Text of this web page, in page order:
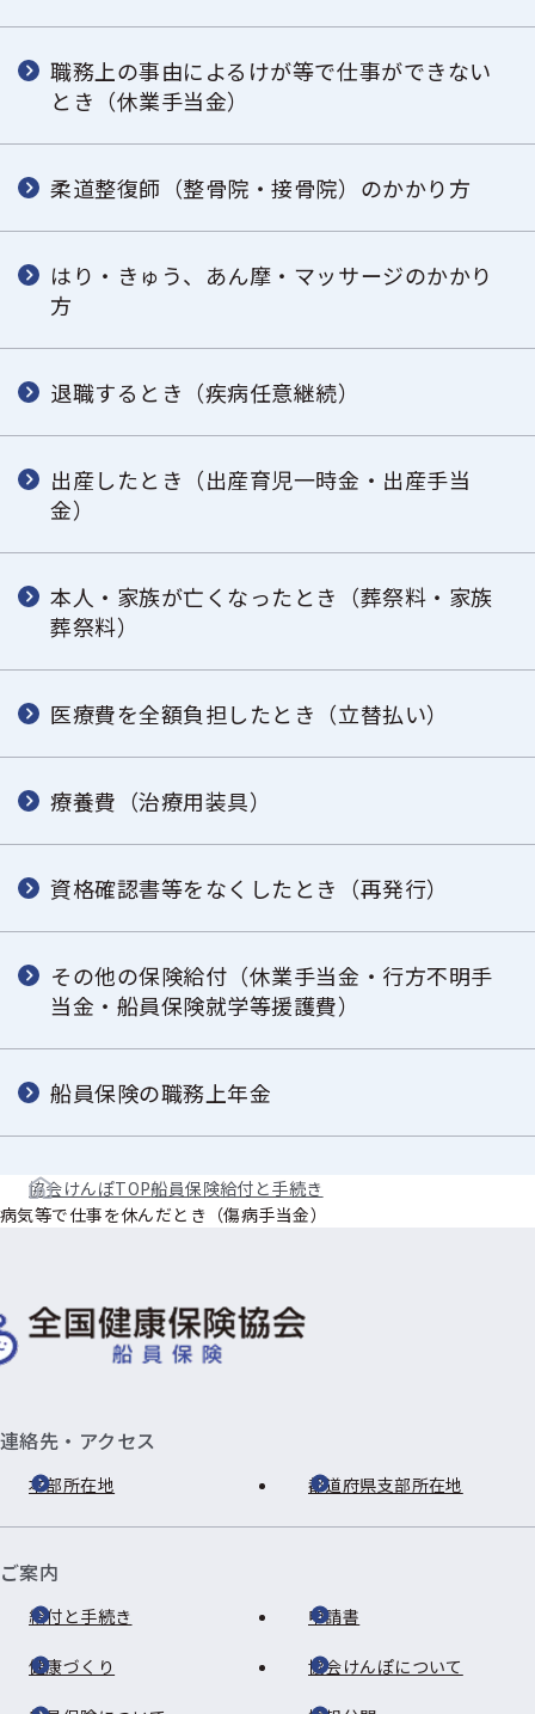
職務上の事由によるけが等で仕事ができない
とき（休業手当金）
柔道整復師（整骨院・接骨院）のかかり方
はり・きゅう、あん摩・マッサージのかかり
方
退職するとき（疾病任意継続）
出産したとき（出産育児一時金・出産手当
金）
本人・家族が亡くなったとき（葬祭料・家族
葬祭料）
医療費を全額負担したとき（立替払い）
療養費（治療用装具）
資格確認書等をなくしたとき（再発行）
その他の保険給付（休業手当金・行方不明手
当金・船員保険就学等援護費）
船員保険の職務上年金
協会けんぽTOP船員保険給付と手続き
病気等で仕事を休んだとき（傷病手当金）
連絡先・アクセス
本部所在地 都道府県支部所在地
ご案内
給付と手続き 申請書
健康づくり 協会けんぽについて